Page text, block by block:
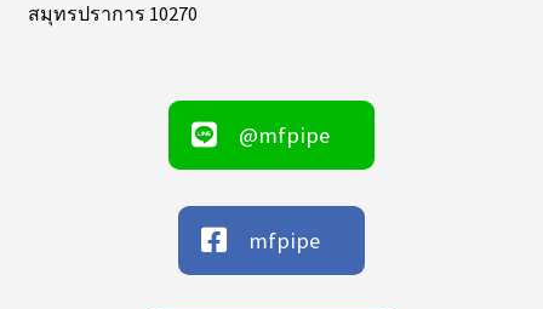
สมุทรปราการ 10270
@mfpipe
mfpipe